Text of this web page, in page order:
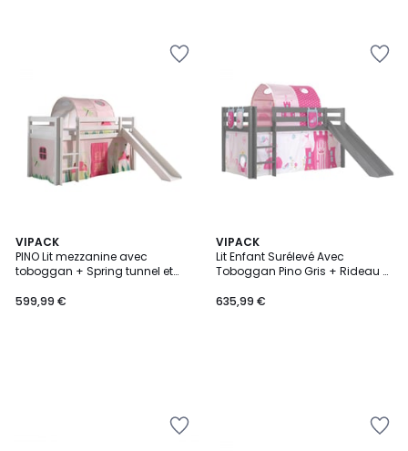
VIPACK
PINO Lit mezzanine avec
toboggan + Spring tunnel et
599,99 €
VIPACK
Lit Enfant Surélevé Avec
Toboggan Pino Gris + Rideau +
Princess
635,99 €